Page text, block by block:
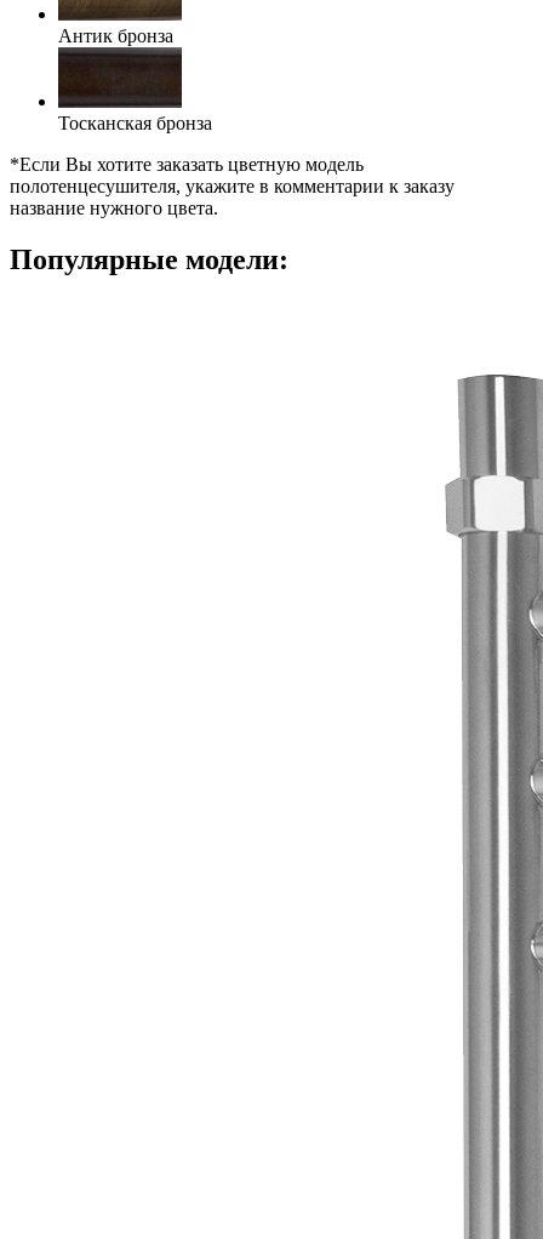
Антик бронза
Тосканская бронза
*Если Вы хотите заказать цветную модель
полотенцесушителя, укажите в комментарии к заказу
название нужного цвета.
Популярные модели: